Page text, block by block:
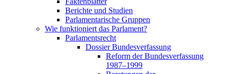
Berichte und Studien
Parlamentarische Gruppen
Wie funktioniert das Parlament?
Parlamentsrecht
Dossier Bundesverfassung
Reform der Bundesverfassung
1987–1999